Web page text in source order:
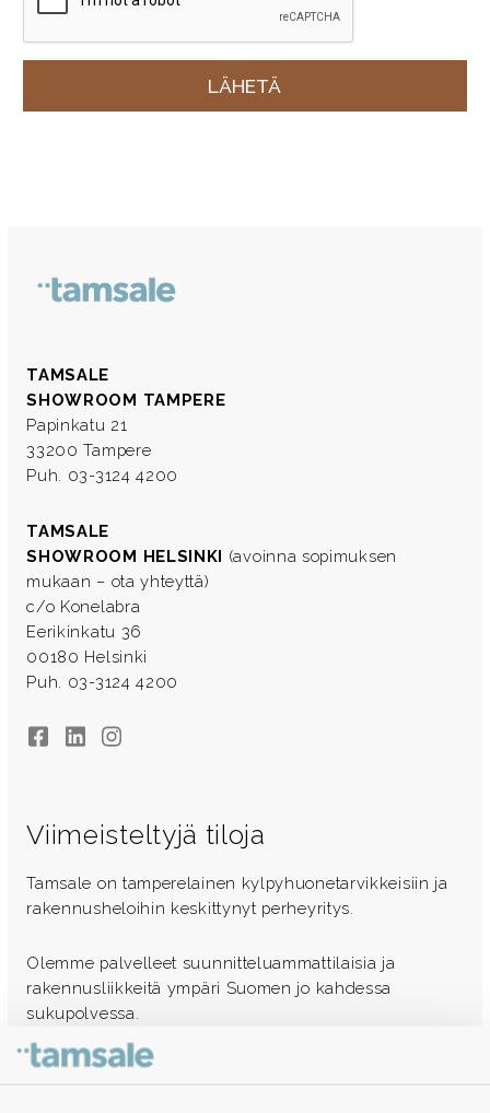
TAMSALE
SHOWROOM TAMPERE
Papinkatu 21
33200 Tampere
Puh. 03-3124 4200
TAMSALE
SHOWROOM HELSINKI (avoinna sopimuksen
mukaan – ota yhteyttä)
c/o Konelabra
Eerikinkatu 36
00180 Helsinki
Puh. 03-3124 4200
FacebookLinkedInInstagram
Viimeisteltyjä tiloja
Tamsale on tamperelainen kylpyhuonetarvikkeisiin ja
rakennusheloihin keskittynyt perheyritys.
Olemme palvelleet suunnitteluammattilaisia ja
rakennusliikkeitä ympäri Suomen jo kahdessa
sukupolvessa.
Ota yhteyttä - autamme mielellämme